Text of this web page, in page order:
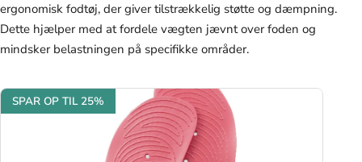
ergonomisk fodtøj, der giver tilstrækkelig støtte og dæmpning.
Dette hjælper med at fordele vægten jævnt over foden og
mindsker belastningen på specifikke områder.
SPAR OP TIL 25%